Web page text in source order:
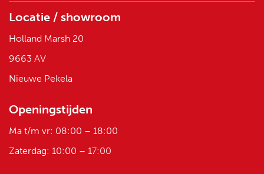
Locatie / showroom
Holland Marsh 20
9663 AV
Nieuwe Pekela
Openingstijden
Ma t/m vr: 08:00 – 18:00
Zaterdag: 10:00 – 17:00